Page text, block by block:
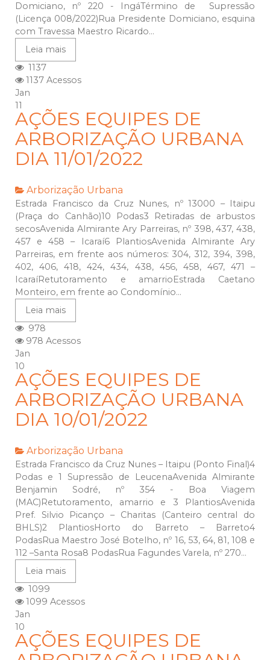
Domiciano, nº 220 - IngáTérmino de Supressão
(Licença 008/2022)Rua Presidente Domiciano, esquina
com Travessa Maestro Ricardo...
Leia mais
1137
1137 Acessos
Jan
11
AÇÕES EQUIPES DE
ARBORIZAÇÃO URBANA
DIA 11/01/2022
Arborização Urbana
Estrada Francisco da Cruz Nunes, nº 13000 – Itaipu
(Praça do Canhão)10 Podas3 Retiradas de arbustos
secosAvenida Almirante Ary Parreiras, nº 398, 437, 438,
457 e 458 – Icaraí6 PlantiosAvenida Almirante Ary
Parreiras, em frente aos números: 304, 312, 394, 398,
402, 406, 418, 424, 434, 438, 456, 458, 467, 471 –
IcaraíRetutoramento e amarrioEstrada Caetano
Monteiro, em frente ao Condomínio...
Leia mais
978
978 Acessos
Jan
10
AÇÕES EQUIPES DE
ARBORIZAÇÃO URBANA
DIA 10/01/2022
Arborização Urbana
Estrada Francisco da Cruz Nunes – Itaipu (Ponto Final)4
Podas e 1 Supressão de LeucenaAvenida Almirante
Benjamin Sodré, nº 354 - Boa Viagem
(MAC)Retutoramento, amarrio e 3 PlantiosAvenida
Pref. Silvio Picanço – Charitas (Canteiro central do
BHLS)2 PlantiosHorto do Barreto – Barreto4
PodasRua Maestro José Botelho, nº 16, 53, 64, 81, 108 e
112 –Santa Rosa8 PodasRua Fagundes Varela, nº 270...
Leia mais
1099
1099 Acessos
Jan
10
AÇÕES EQUIPES DE